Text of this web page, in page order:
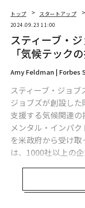
関連記事
スティーブ・ジョブズの
豪5兆円企業Canvaは、な
スタートアップへの転職
トップ スタートアップ
2024.09.23 11:00
スティーブ・
「気候テック
Amy Feldman | Forbes
スティーブ・ジョブ
ジョブズが創設し
支援する気候関連
メンタル・インパ
を米政府から受け
は、1000社以上の
じて、追加の資金
ロジェクトに投資
この1億ドルの資金